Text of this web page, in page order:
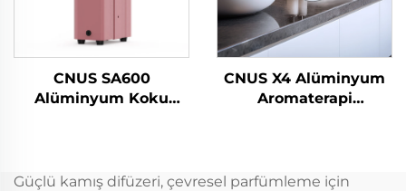
CNUS SA600
Alüminyum Koku
HVAC Difüzör Otel
CNUS X4 Alüminyum
Aromaterapi
Susuz Atomizer
Güçlü kamış difüzeri, çevresel parfümleme için